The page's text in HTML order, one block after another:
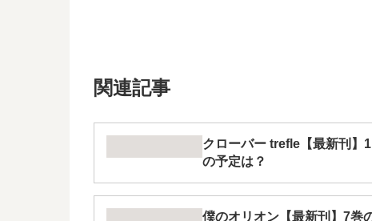
関連記事
クローバー trefle【最新刊】
の予定は？
僕のオリオン【最新刊】7巻